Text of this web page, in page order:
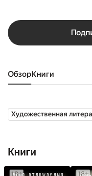
Обзор книги
Художественная
Книги